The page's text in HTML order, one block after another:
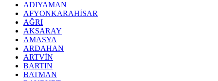
ADIYAMAN
AFYONKARAHİSAR
AĞRI
AKSARAY
AMASYA
ARDAHAN
ARTVİN
BARTIN
BATMAN